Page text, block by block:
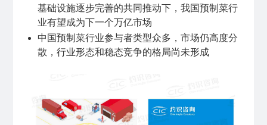
基础设施逐步完善的共同推动下，我国预制菜行
业有望成为下一个万亿市场
中国预制菜行业参与者类型众多，市场仍高度分
散，行业形态和稳态竞争的格局尚未形成